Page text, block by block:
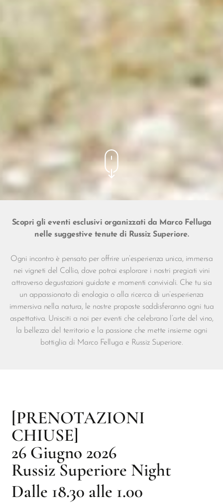
Scopri gli eventi esclusivi organizzati da Marco Felluga
nelle suggestive tenute di Russiz Superiore.
Ogni incontro è pensato per offrire un’esperienza unica, immersa
nei vigneti del Collio, dove potrai esplorare i nostri pregiati vini
attraverso degustazioni guidate e momenti conviviali. Che tu sia
un appassionato di enologia o alla ricerca di un’esperienza
immersiva nella natura, le nostre proposte soddisferanno ogni tua
aspettativa. Unisciti a noi per eventi che celebrano l’arte del vino,
la bellezza del territorio e la passione che mette insieme ogni
bottiglia di Marco Felluga e Russiz Superiore.
[PRENOTAZIONI
CHIUSE]
26 Giugno 2026
Russiz Superiore Night
Dalle 18.30 alle 1.00